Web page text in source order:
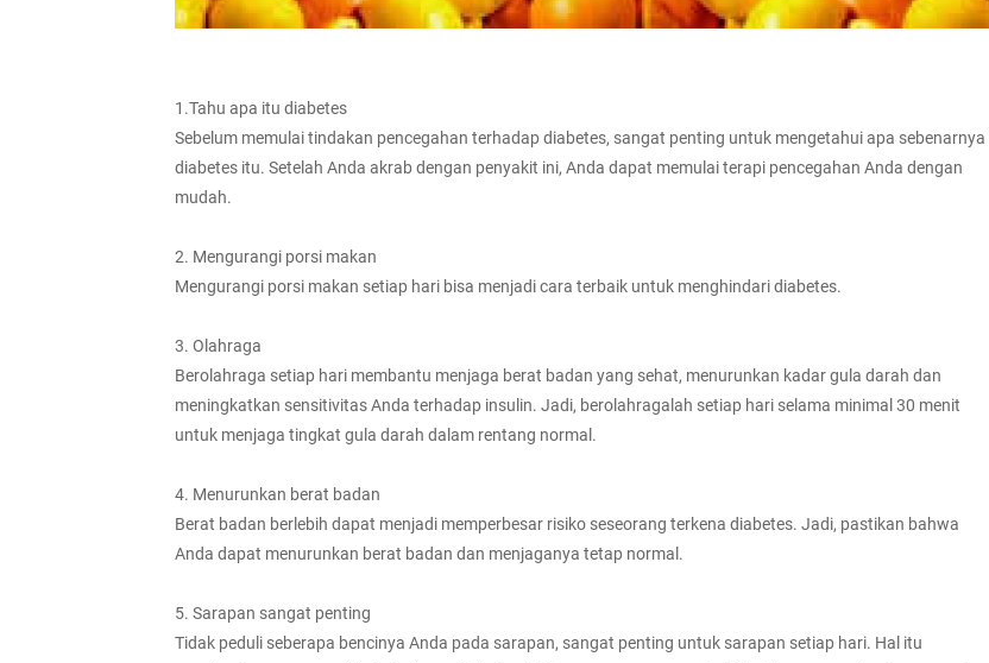
1.Tahu apa itu diabetes
Sebelum memulai tindakan pencegahan terhadap diabetes, sangat penting untuk mengetahui apa sebenarnya
diabetes itu. Setelah Anda akrab dengan penyakit ini, Anda dapat memulai terapi pencegahan Anda dengan
mudah.
2. Mengurangi porsi makan
Mengurangi porsi makan setiap hari bisa menjadi cara terbaik untuk menghindari diabetes.
3. Olahraga
Berolahraga setiap hari membantu menjaga berat badan yang sehat, menurunkan kadar gula darah dan
meningkatkan sensitivitas Anda terhadap insulin. Jadi, berolahragalah setiap hari selama minimal 30 menit
untuk menjaga tingkat gula darah dalam rentang normal.
4. Menurunkan berat badan
Berat badan berlebih dapat menjadi memperbesar risiko seseorang terkena diabetes. Jadi, pastikan bahwa
Anda dapat menurunkan berat badan dan menjaganya tetap normal.
5. Sarapan sangat penting
Tidak peduli seberapa bencinya Anda pada sarapan, sangat penting untuk sarapan setiap hari. Hal itu